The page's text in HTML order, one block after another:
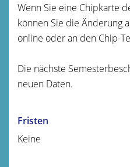
Wenn Sie eine Chipkarte
können Sie die Änderung
online oder an den Chip-
Die nächste
neuen Daten.
Fristen
Keine